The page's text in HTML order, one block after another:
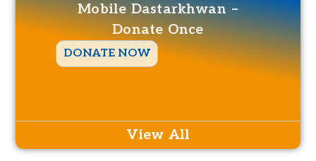
Mobile Dastarkhwan –
Donate Once
DONATE NOW T
p
r
View All